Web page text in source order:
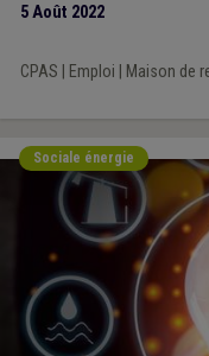
évolué depuis,
5 Août 2022
CPAS Emploi Maison de
Sociale énergie